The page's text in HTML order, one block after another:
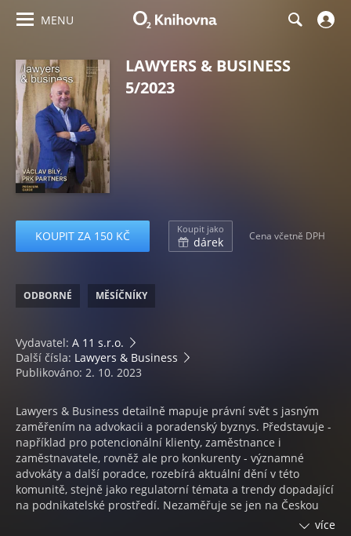
MENU
LAWYERS & BUSINESS
5/2023
KOUPIT ZA 150 KČ Koupit jako
dárek Cena včetně DPH
ODBORNÉ MĚSÍČNÍKY
Vydavatel: A 11 s.r.o.
Další čísla: Lawyers & Business
Publikováno: 2. 10. 2023
Lawyers & Business detailně mapuje právní svět s jasným
zaměřením na advokacii a poradenský byznys. Představuje -
například pro potencionální klienty, zaměstnance i
zaměstnavatele, rovněž ale pro konkurenty - významné
advokáty a další poradce, rozebírá aktuální dění v této
komunitě, stejně jako regulatorní témata a trendy dopadající
na podnikatelské prostředí. Nezaměřuje se jen na Českou
více